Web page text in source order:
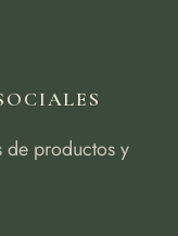
de productos y